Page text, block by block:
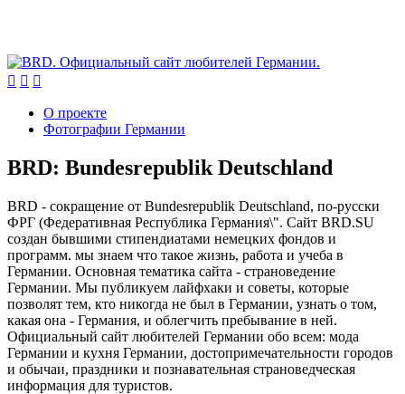
  
О проекте
Фотографии Германии
BRD: Bundesrepublik Deutschland
BRD - сокращение от Bundesrepublik Deutschland, по-русски
ФРГ (Федеративная Республика Германия\". Сайт BRD.SU
создан бывшими стипендиатами немецких фондов и
программ. мы знаем что такое жизнь, работа и учеба в
Германии. Основная тематика сайта - страноведение
Германии. Мы публикуем лайфхаки и советы, которые
позволят тем, кто никогда не был в Германии, узнать о том,
какая она - Германия, и облегчить пребывание в ней.
Официальный сайт любителей Германии обо всем: мода
Германии и кухня Германии, достопримечательности городов
и обычаи, праздники и познавательная страноведческая
информация для туристов.